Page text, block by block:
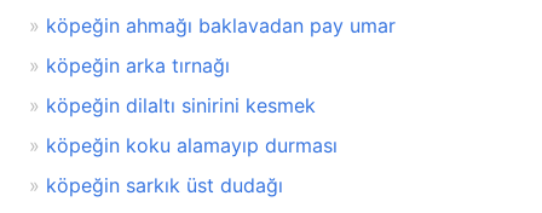
köpeğin ahmağı baklavadan pay umar
köpeğin arka tırnağı
köpeğin dilaltı sinirini kesmek
köpeğin koku alamayıp durması
köpeğin sarkık üst dudağı